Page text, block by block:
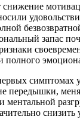
запас
полного
симптомах
передышки,
ментальной
снизить